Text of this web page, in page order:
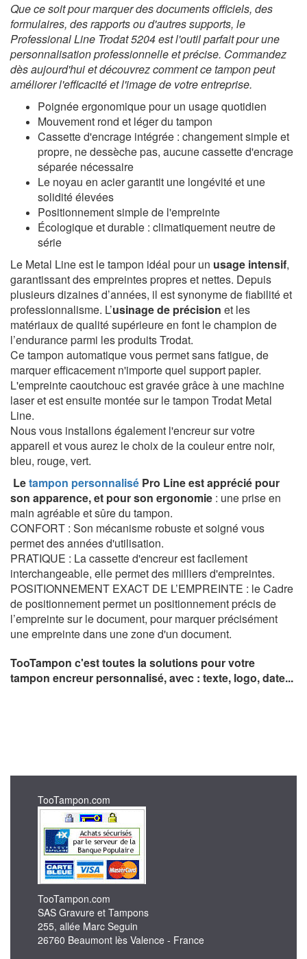
Que ce soit pour marquer des documents officiels, des
formulaires, des rapports ou d'autres supports, le
Professional Line Trodat 5204 est l'outil parfait pour une
personnalisation professionnelle et précise. Commandez
dès aujourd'hui et découvrez comment ce tampon peut
améliorer l'efficacité et l'image de votre entreprise.
Poignée ergonomique pour un usage quotidien
Mouvement rond et léger du tampon
Cassette d'encrage intégrée : changement simple et
propre, ne dessèche pas, aucune cassette d'encrage
séparée nécessaire
Le noyau en acier garantit une longévité et une
solidité élevées
Positionnement simple de l'empreinte
Écologique et durable : climatiquement neutre de
série
Le Metal Line est le tampon idéal pour un usage intensif,
garantissant des empreintes propres et nettes. Depuis
plusieurs dizaines d’années, il est synonyme de fiabilité et
professionnalisme. L’usinage de précision et les
matériaux de qualité supérieure en font le champion de
l’endurance parmi les produits Trodat.
Ce tampon automatique vous permet sans fatigue, de
marquer efficacement n'importe quel support papier.
L'empreinte caoutchouc est gravée grâce à une machine
laser et est ensuite montée sur le tampon Trodat Metal
Line.
Nous vous installons également l'encreur sur votre
appareil et vous aurez le choix de la couleur entre noir,
bleu, rouge, vert.
Letampon personnalisé Pro Line est apprécié pour
son apparence, et pour son ergonomie : une prise en
main agréable et sûre du tampon.
CONFORT : Son mécanisme robuste et soigné vous
permet des années d'utilisation.
PRATIQUE : La cassette d'encreur est facilement
interchangeable, elle permet des milliers d'empreintes.
POSITIONNEMENT EXACT DE L’EMPREINTE : le Cadre
de positionnement permet un positionnement précis de
l’empreinte sur le document, pour marquer précisément
une empreinte dans une zone d'un document.
TooTampon c'est toutes la solutions pour votre
tampon encreur personnalisé, avec : texte, logo, date...
TooTampon.com
TooTampon.com
SAS Gravure et Tampons
255, allée Marc Seguin
26760 Beaumont lès Valence - France